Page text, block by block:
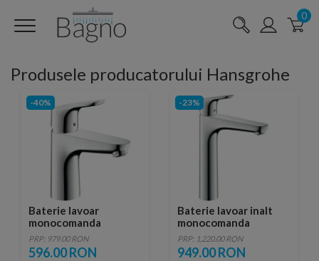
0
Produsele producatorului Hansgrohe
-40%
Baterie lavoar
monocomanda
Hansgrohe Focus 100
PRP: 979.00 RON
596.00 RON
-23%
Baterie lavoar inalt
monocomanda
Hansgrohe Focus 190
PRP: 1,220.00 RON
949.00 RON